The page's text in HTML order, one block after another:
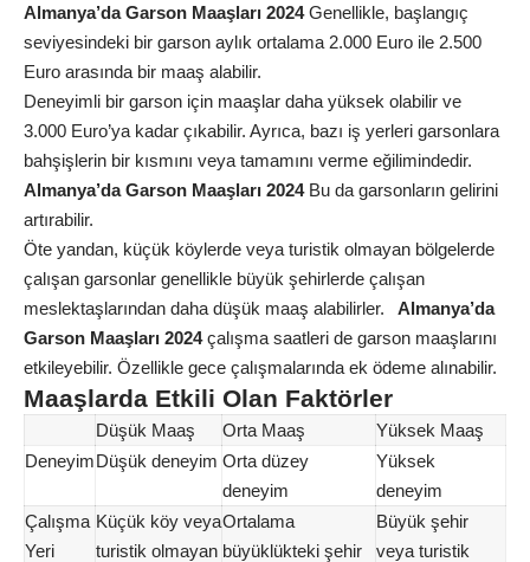
Almanya’da Garson Maaşları 2024Genellikle, başlangıç
seviyesindeki bir garson aylık ortalama 2.000 Euro ile 2.500
Euro arasında bir maaş alabilir.
Deneyimli bir garson için maaşlar daha yüksek olabilir ve
3.000 Euro’ya kadar çıkabilir. Ayrıca, bazı iş yerleri garsonlara
bahşişlerin bir kısmını veya tamamını verme eğilimindedir.
Almanya’da Garson Maaşları 2024Bu da garsonların gelirini
artırabilir.
Öte yandan, küçük köylerde veya turistik olmayan bölgelerde
çalışan garsonlar genellikle büyük şehirlerde çalışan
meslektaşlarından daha düşük maaş alabilirler.
Almanya’da
Garson Maaşları 2024çalışma saatleri de garson maaşlarını
etkileyebilir. Özellikle gece çalışmalarında ek ödeme alınabilir.
Maaşlarda Etkili Olan Faktörler
Düşük Maaş Orta Maaş
Yüksek Maaş
DeneyimDüşük deneyim Orta düzey
deneyim
Yüksek
deneyim
Çalışma
Yeri
Küçük köy veya
turistik olmayan
Ortalama
büyüklükteki şehir
Büyük şehir
veya turistik